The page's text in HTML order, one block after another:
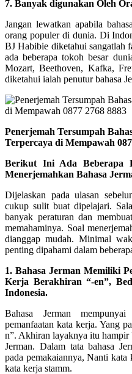
7. Banyak digunakan Oleh
Jangan lewatkan apabila
orang populer di dunia. Di
BJ Habibie diketahui sangatlah
ada beberapa tokoh besar
Mozart, Beethoven, Kafka,
diketahui ialah penutur bahasa
Penerjemah Tersumpah
Terpercaya di Mempawah
Berikut Ini Ada Beberapa
Menerjemahkan Bahasa
Dijelaskan pada ulasan
cukup sulit buat dipelajari.
banyak peraturan dan
memahaminya. Soal
dianggap mudah. Minimal
penting dipahami dalam
1. Bahasa Jerman Memiliki
Kerja Berakhiran “-en”,
Indonesia.
Bahasa Jerman
pemanfaatan kata kerja. Yang
n”. Akhiran layaknya itu hampir
Jerman. Dalam tata bahasa
pada pemakaiannya, Nanti
kata kerja stamm.